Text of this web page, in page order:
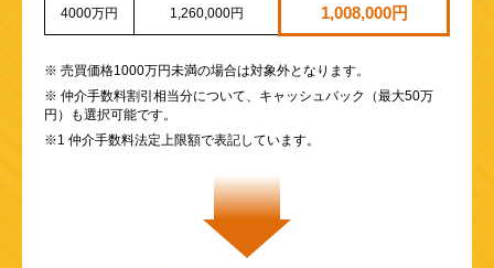
4000万円 1,260,000円 1,008,000円
※ 売買価格1000万円未満の場合は対象外となります。
※ 仲介手数料割引相当分について、キャッシュバック（最大50万
円）も選択可能です。
※1 仲介手数料法定上限額で表記しています。